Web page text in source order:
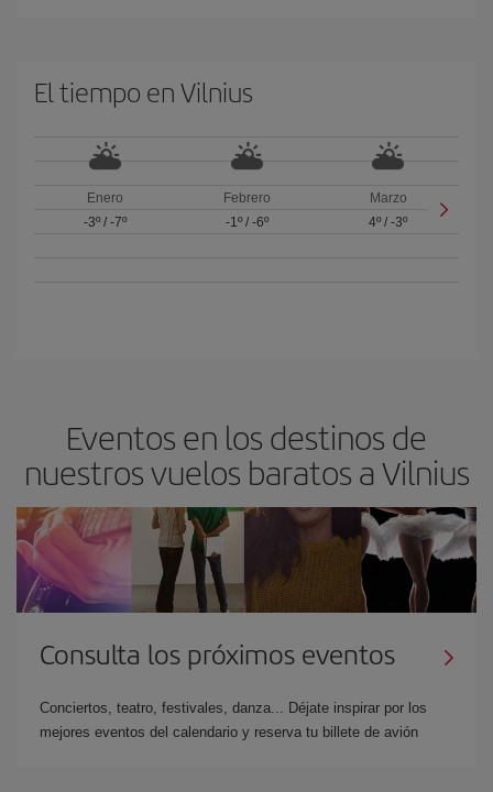
El tiempo en Vilnius
Enero
-3º/ -7º
Febrero
-1º/ -6º
Marzo
4º /-3º
Eventos en los destinos de
nuestros vuelos baratos a Vilnius
Consulta los próximos eventos
Conciertos, teatro, festivales, danza... Déjate inspirar por los
mejores eventos del calendario y reserva tu billete de avión